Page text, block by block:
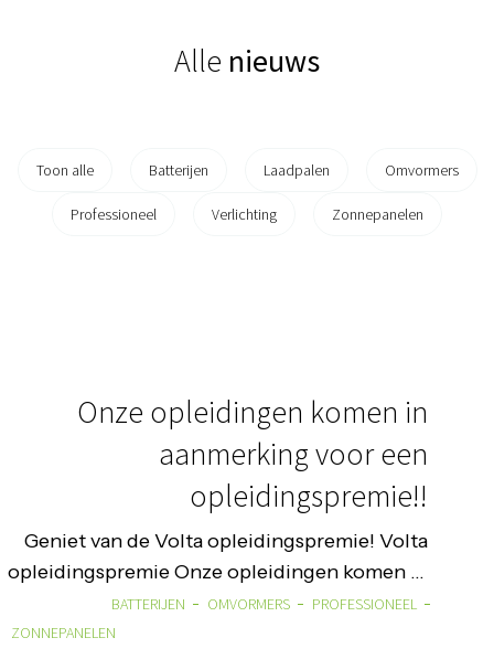
Alle nieuws
Toon alle Batterijen Laadpalen Omvormers
Professioneel Verlichting Zonnepanelen
Onze opleidingen komen in
aanmerking voor een
opleidingspremie!!
Geniet van de Volta opleidingspremie! Volta
opleidingspremie Onze opleidingen komen in
aanmerking voor een opleidingspremies psc
149.01. Wij geven iedere deelnemer een bewijs
BATTERIJEN OMVORMERS
PROFESSIONEEL
ZONNEPANELEN